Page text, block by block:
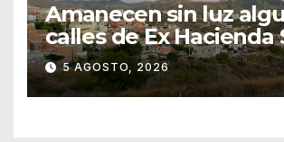
Amanecen sin luz
calles de Ex Hacienda
Teresa
5 AGOSTO, 2026